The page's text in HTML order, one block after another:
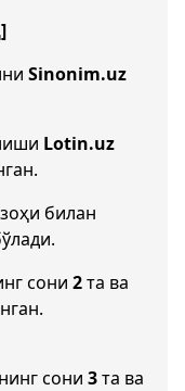
Sinonim.uz
Lotin.uz
билан
сони 2та ва
сони 3та ва